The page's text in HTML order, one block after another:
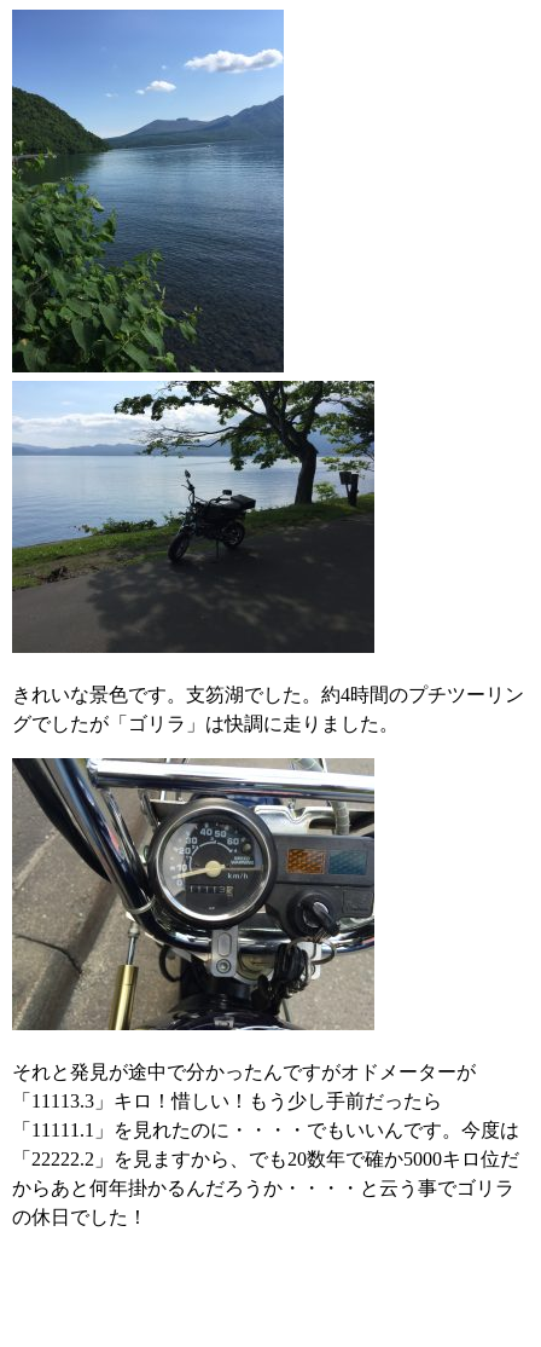
きれいな景色です。支笏湖でした。約4時間のプチツーリン
グでしたが「ゴリラ」は快調に走りました。
それと発見が途中で分かったんですがオドメーターが
「11113.3」キロ！惜しい！もう少し手前だったら
「11111.1」を見れたのに・・・・でもいいんです。今度は
「22222.2」を見ますから、でも20数年で確か5000キロ位だ
からあと何年掛かるんだろうか・・・・と云う事でゴリラ
の休日でした！